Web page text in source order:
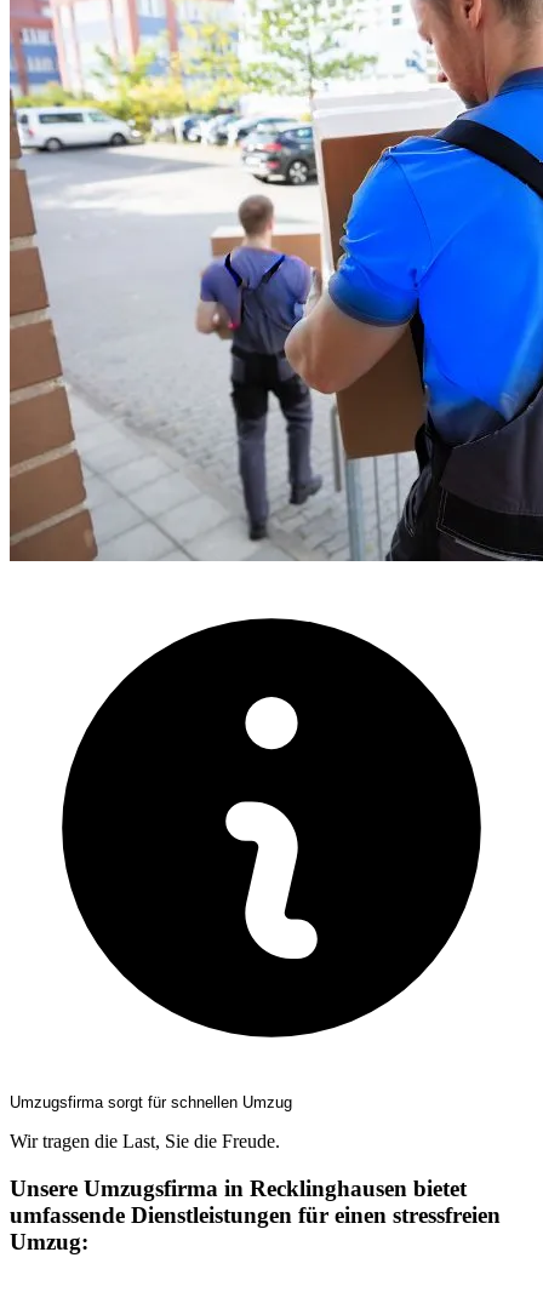
Umzugsfirma sorgt für schnellen Umzug
Wir tragen die Last, Sie die Freude.
Unsere Umzugsfirma in Recklinghausen bietet
umfassende Dienstleistungen für einen stressfreien
Umzug: